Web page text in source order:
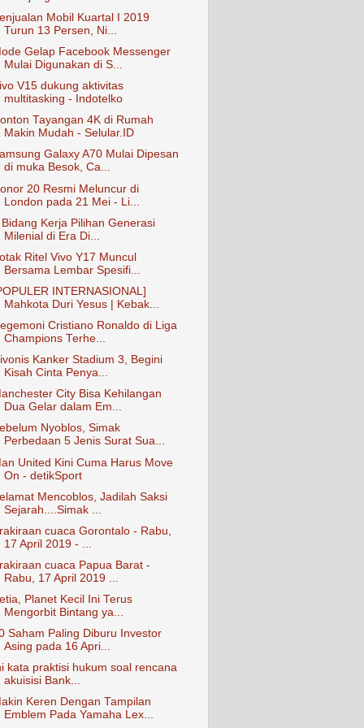
Mobil Kuartal I 2019
Turun 13 Persen, Ni...
Gelap Facebook Messenger
Mulai Digunakan di S...
V15 dukung aktivitas
multitasking - Indotelko
Tayangan 4K di Rumah
Makin Mudah - Selular.ID
Galaxy A70 Mulai Dipesan
di muka Besok, Ca...
20 Resmi Meluncur di
London pada 21 Mei - Li...
Kerja Pilihan Generasi
Milenial di Era Di...
Ritel Vivo Y17 Muncul
Bersama Lembar Spesifi...
INTERNASIONAL]
Mahkota Duri Yesus | Kebak...
Cristiano Ronaldo di Liga
Champions Terhe...
Kanker Stadium 3, Begini
Kisah Cinta Penya...
City Bisa Kehilangan
Dua Gelar dalam Em...
Nyoblos, Simak
Perbedaan 5 Jenis Surat Sua...
United Kini Cuma Harus Move
On - detikSport
Mencoblos, Jadilah Saksi
Sejarah....Simak ...
cuaca Gorontalo - Rabu,
17 April 2019 - ...
cuaca Papua Barat -
Rabu, 17 April 2019 ...
Planet Kecil Ini Terus
Mengorbit Bintang ya...
Saham Paling Diburu Investor
Asing pada 16 Apri...
kata praktisi hukum soal rencana
akuisisi Bank...
Keren Dengan Tampilan
Emblem Pada Yamaha Lex...